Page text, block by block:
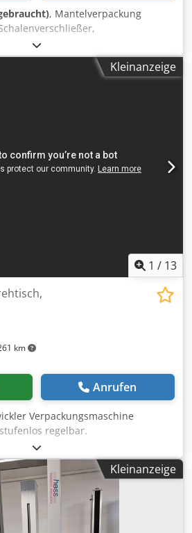
, Mantelverpackung
Temperatur- und Zeitsteuerung,
x 280mm, 1Ph Dcodpofg
Kleinanzeige
1 / 13
km
Anrufen
Verpackungsmaschine
regelbar.
Kundenanforderung. Manuelle
Dodpfx Aod A Udnslgsck
Zubehör für die
Kleinanzeige